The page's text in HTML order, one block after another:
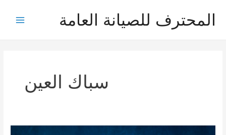
المحترف للصيانة العامة
سباك العين